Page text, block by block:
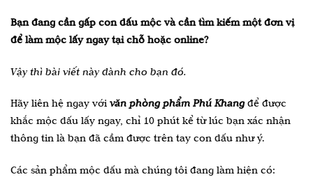
Bạn đang cần gấp con dấu mộc và cần tìm kiếm một đơn vị
để làm mộc lấy ngay tại chỗ hoặc online?
Vậy thì bài viết này dành cho bạn đó.
Hãy liên hệ ngay với văn phòng phẩm Phú Khangđể được
khắc mộc dấu lấy ngay, chỉ 10 phút kể từ lúc bạn xác nhận
thông tin là bạn đã cầm được trên tay con dấu như ý.
Các sản phẩm mộc dấu mà chúng tôi đang làm hiện có: